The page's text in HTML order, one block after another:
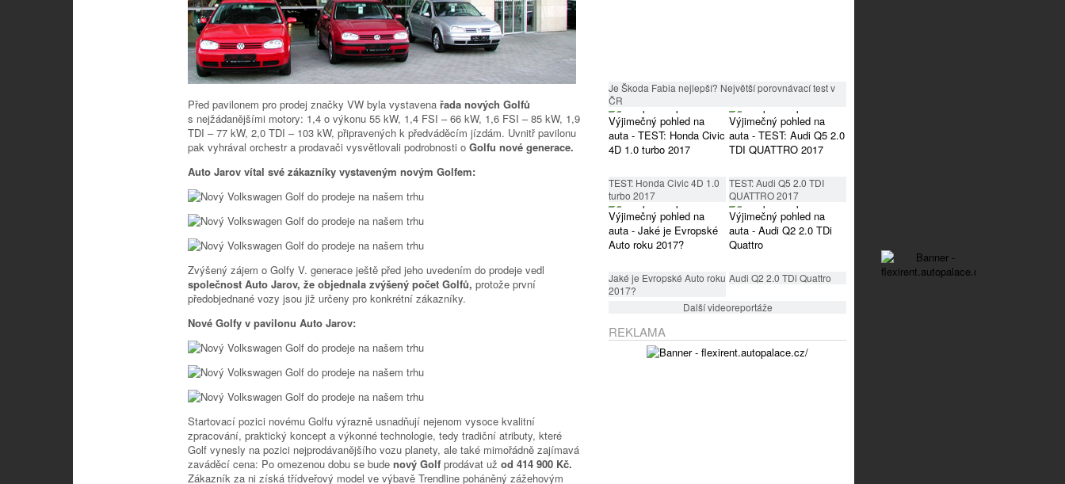
Před pavilonem pro prodej značky VW byla vystavena řada nových Golfů
s nejžádanějšími motory: 1,4 o výkonu 55 kW, 1,4 FSI – 66 kW, 1,6 FSI – 85 kW, 1,9
TDI – 77 kW, 2,0 TDI – 103 kW, připravených k předváděcím jízdám. Uvnitř pavilonu
pak vyhrával orchestr a prodavači vysvětlovali podrobnosti o Golfu nové generace.
Auto Jarov vítal své zákazníky vystaveným novým Golfem:
Zvýšený zájem o Golfy V. generace ještě před jeho uvedením do prodeje vedl
společnost Auto Jarov, že objednala zvýšený počet Golfů, protože první
předobjednané vozy jsou již určeny pro konkrétní zákazníky.
Nové Golfy v pavilonu Auto Jarov:
Startovací pozici novému Golfu výrazně usnadňují nejenom vysoce kvalitní
zpracování, praktický koncept a výkonné technologie, tedy tradiční atributy, které
Golf vynesly na pozici nejprodávanějšího vozu planety, ale také mimořádně zajímavá
zaváděcí cena: Po omezenou dobu se bude nový Golf prodávat už od 414 900 Kč.
Zákazník za ni získá třídveřový model ve výbavě Trendline poháněný zážehovým
Je Škoda Fabia nejlepší? Největší porovnávací test v
ČR
TEST: Honda Civic 4D 1.0
turbo 2017
TEST: Audi Q5 2.0 TDI
QUATTRO 2017
Jaké je Evropské Auto roku
2017?
Audi Q2 2.0 TDi Quattro
Další videoreportáže
REKLAMA